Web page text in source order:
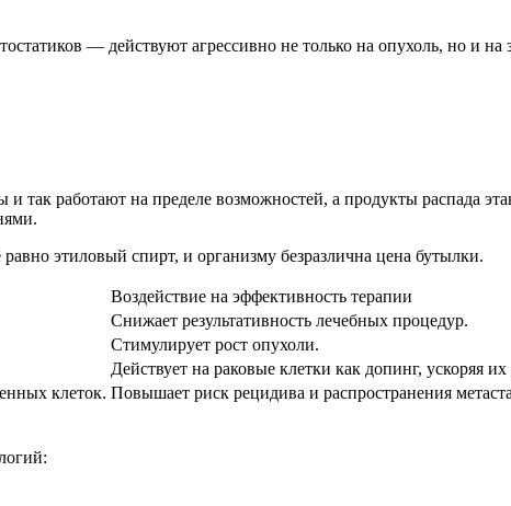
— действуют агрессивно не только на опухоль, но и
так работают на пределе возможностей, а продукты распада
этиловый спирт, и организму безразлична цена бутылки.
Воздействие на эффективность терапии
Снижает результативность лечебных процедур.
Стимулирует рост опухоли.
Действует на раковые клетки как допинг, ускоряя их
клеток. Повышает риск рецидива и распространения